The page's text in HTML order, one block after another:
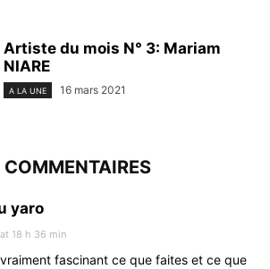
Artiste du mois N° 3: Mariam
NIARE
A LA UNE 16 mars 2021
COMMENTAIRES
yaro
18 h 36 min
fascinant ce que faites et ce que